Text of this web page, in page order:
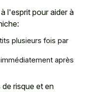
l'esprit pour aider à
plusieurs fois par
après
risque et en